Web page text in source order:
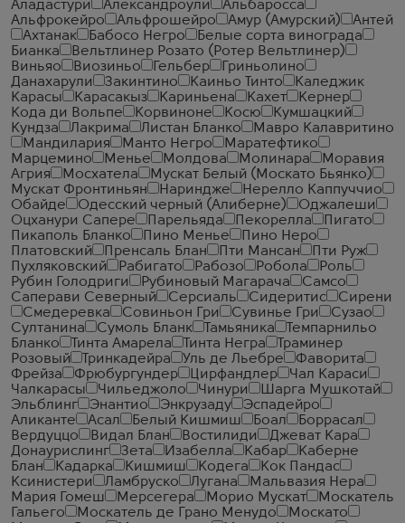
Аладастури
Александроули
Альбаросса
Альфрокейро
Альфрошейро Амур (Амурский)
Антей
Ахтанак
Бабосо Негро
Белые сорта винограда
Бианка
Вельтлинер Розато (Ротер Вельтлинер)
Виньяо
Виозиньо Гельбер
Гриньолино
Данахарули
Закинтино Каиньо Тинто
Каледжик
Карасы
Карасакыз Кариньена Кахет
Кернер
Кода ди Вольпе
Корвиноне Косю
Кумшацкий
Кундза
Лакрима Листан Бланко
Мавро Калавритино
Мандилария
Манто Негро
Маратефтико
Марцемино
Менье Молдова Молинара
Моравия
Агрия
Мосхатела
Мускат Белый (Москато Бьянко)
Мускат Фронтиньян
Нариндже
Нерелло Каппуччио
Обайде
Одесский черный (Алиберне)
Оджалеши
Оцханури Сапере
Парельяда Пекорелла
Пигато
Пикаполь Бланко
Пино Менье
Пино Неро
Платовский
Пренсаль Блан Пти Мансан
Пти Руж
Пухляковский
Рабигато Рабозо Робола
Роль
Рубин Голодриги
Рубиновый Магарача
Самсо
Саперави Северный
Серсиаль Сидеритис
Сирени
Смедеревка
Совиньон Гри Сувинье Гри
Сузао
Султанина
Сумоль Бланк Тамьяника
Темпарнильо
Бланко
Тинта Амарела Тинта Негра
Траминер
Розовый
Тринкадейра Уль де Льебре
Фаворита
Фрейза
Фрюбургундер Цирфандлер
Чал Караси
Чалкарасы
Чильеджоло Чинури
Шарга Мушкотай
Эльблинг
Энантио Энкрузаду
Эспадейро
Аликанте
Асал Белый Кишмиш Боал
Боррасал
Вердуццо
Видал Блан Востилиди
Джеват Кара
Донаурислинг
Зета Изабелла Кабар
Каберне
Блан
Кадарка Кишмиш Кодега
Кок Пандас
Ксинистери
Ламбруско Лугана
Мальвазия Нера
Мария Гомеш
Мерсегера Морио Мускат
Москатель
Гальего
Москатель де Грано Менудо
Москато